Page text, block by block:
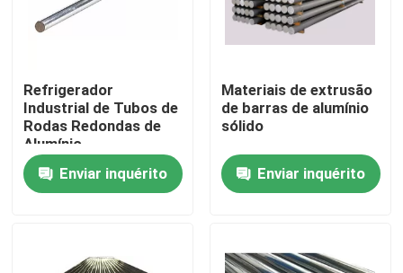
Produtos
Refrigerador
Industrial de Tubos de
Rodas Redondas de
Alumínio
Enviar inquérito
Materiais de extrusão
de barras de alumínio
sólido
Enviar inquérito